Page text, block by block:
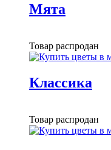
Мята
Товар распродан
Классика
Товар распродан